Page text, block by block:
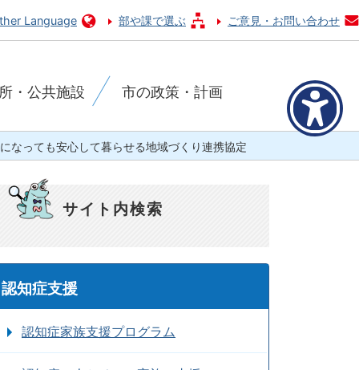
Language 部や課で選ぶ ご意見・お問い合わせ
・公共施設 市の政策・計画
なっても安心して暮らせる地域づくり連携協定
サイト内検索
認知症支援
認知症家族支援プログラム